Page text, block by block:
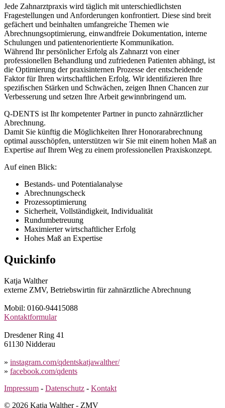
Jede Zahnarztpraxis wird täglich mit unterschiedlichsten
Fragestellungen und Anforderungen konfrontiert. Diese sind breit
gefächert und beinhalten umfangreiche Themen wie
Abrechnungsoptimierung, einwandfreie Dokumentation, interne
Schulungen und patientenorientierte Kommunikation.
Während Ihr persönlicher Erfolg als Zahnarzt von einer
professionellen Behandlung und zufriedenen Patienten abhängt, ist
die Optimierung der praxisinternen Prozesse der entscheidende
Faktor für Ihren wirtschaftlichen Erfolg. Wir identiﬁzieren Ihre
speziﬁschen Stärken und Schwächen, zeigen Ihnen Chancen zur
Verbesserung und setzen Ihre Arbeit gewinnbringend um.
Q-DENTS ist Ihr kompetenter Partner in puncto zahnärztlicher
Abrechnung.
Damit Sie künftig die Möglichkeiten Ihrer Honorarabrechnung
optimal ausschöpfen, unterstützen wir Sie mit einem hohen Maß an
Expertise auf Ihrem Weg zu einem professionellen Praxiskonzept.
Auf einen Blick:
Bestands- und Potentialanalyse
Abrechnungscheck
Prozessoptimierung
Sicherheit, Vollständigkeit, Individualität
Rundumbetreuung
Maximierter wirtschaftlicher Erfolg
Hohes Maß an Expertise
Beitrag-
Navigation
Quickinfo
Katja Walther
externe ZMV, Betriebswirtin für zahnärztliche Abrechnung
Mobil: 0160-94415088
Kontaktformular
Dresdener Ring 41
61130 Nidderau
» instagram.com/qdentskatjawalther/
» facebook.com/qdents
Impressum - Datenschutz - Kontakt
© 2026 Katja Walther - ZMV